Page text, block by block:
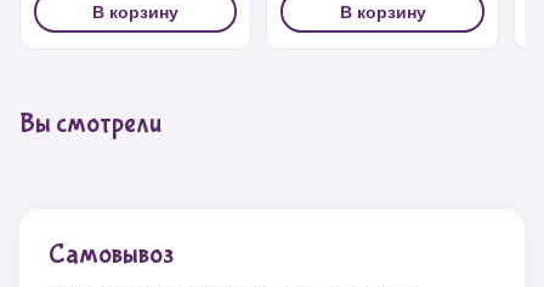
В корзину В корзину
Вы смотрели
Самовывоз